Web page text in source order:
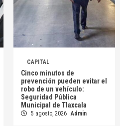
CAPITAL
Cinco minutos de
prevención pueden evitar el
robo de un vehículo:
Seguridad Pública
Municipal de Tlaxcala
5 agosto, 2026 Admin